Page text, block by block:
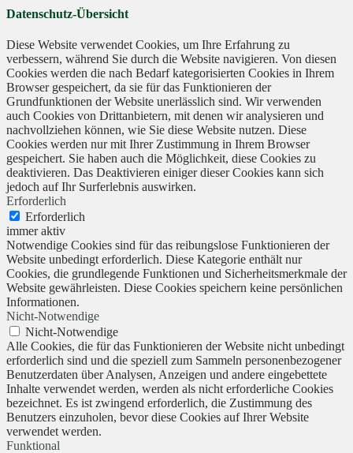
Datenschutz-Übersicht
Diese Website verwendet Cookies, um Ihre Erfahrung zu
verbessern, während Sie durch die Website navigieren. Von diesen
Cookies werden die nach Bedarf kategorisierten Cookies in Ihrem
Browser gespeichert, da sie für das Funktionieren der
Grundfunktionen der Website unerlässlich sind. Wir verwenden
auch Cookies von Drittanbietern, mit denen wir analysieren und
nachvollziehen können, wie Sie diese Website nutzen. Diese
Cookies werden nur mit Ihrer Zustimmung in Ihrem Browser
gespeichert. Sie haben auch die Möglichkeit, diese Cookies zu
deaktivieren. Das Deaktivieren einiger dieser Cookies kann sich
jedoch auf Ihr Surferlebnis auswirken.
Erforderlich
Erforderlich
immer aktiv
Notwendige Cookies sind für das reibungslose Funktionieren der
Website unbedingt erforderlich. Diese Kategorie enthält nur
Cookies, die grundlegende Funktionen und Sicherheitsmerkmale der
Website gewährleisten. Diese Cookies speichern keine persönlichen
Informationen.
Nicht-Notwendige
Nicht-Notwendige
Alle Cookies, die für das Funktionieren der Website nicht unbedingt
erforderlich sind und die speziell zum Sammeln personenbezogener
Benutzerdaten über Analysen, Anzeigen und andere eingebettete
Inhalte verwendet werden, werden als nicht erforderliche Cookies
bezeichnet. Es ist zwingend erforderlich, die Zustimmung des
Benutzers einzuholen, bevor diese Cookies auf Ihrer Website
verwendet werden.
Funktional